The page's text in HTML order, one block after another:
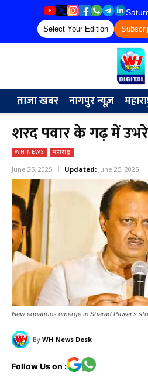
Select Your Edition
ताजा खबर नागपुर न्यूज़
शरद पवार के गढ़ में
WH NEWS महाराष्ट्र
June 25, 2025 Updated: June 25, 2025
New equations emerge in Sharad Pawar's
By WH News Desk
Follow Us on :